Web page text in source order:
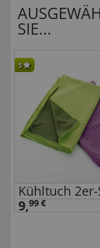
SIE...
5
Kühltuch 2er-
9,99 €